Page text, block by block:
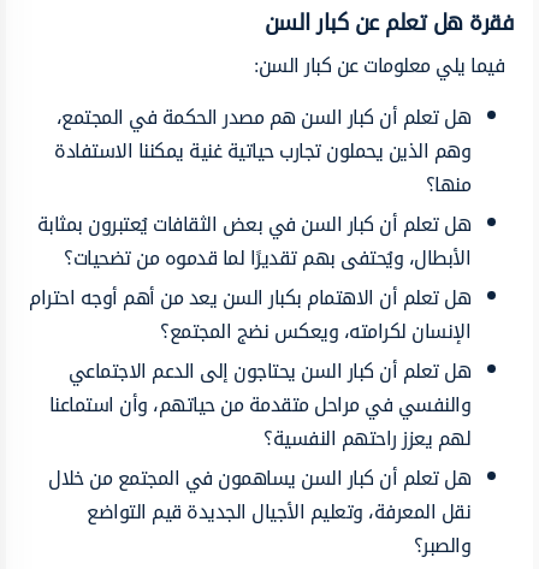
فقرة هل تعلم عن كبار السن
فيما يلي معلومات عن كبار السن:
هل تعلم أن كبار السن هم مصدر الحكمة في المجتمع،
وهم الذين يحملون تجارب حياتية غنية يمكننا الاستفادة
منها؟
هل تعلم أن كبار السن في بعض الثقافات يُعتبرون بمثابة
الأبطال، ويُحتفى بهم تقديرًا لما قدموه من تضحيات؟
هل تعلم أن الاهتمام بكبار السن يعد من أهم أوجه احترام
الإنسان لكرامته، ويعكس نضج المجتمع؟
هل تعلم أن كبار السن يحتاجون إلى الدعم الاجتماعي
والنفسي في مراحل متقدمة من حياتهم، وأن استماعنا
لهم يعزز راحتهم النفسية؟
هل تعلم أن كبار السن يساهمون في المجتمع من خلال
نقل المعرفة، وتعليم الأجيال الجديدة قيم التواضع
والصبر؟